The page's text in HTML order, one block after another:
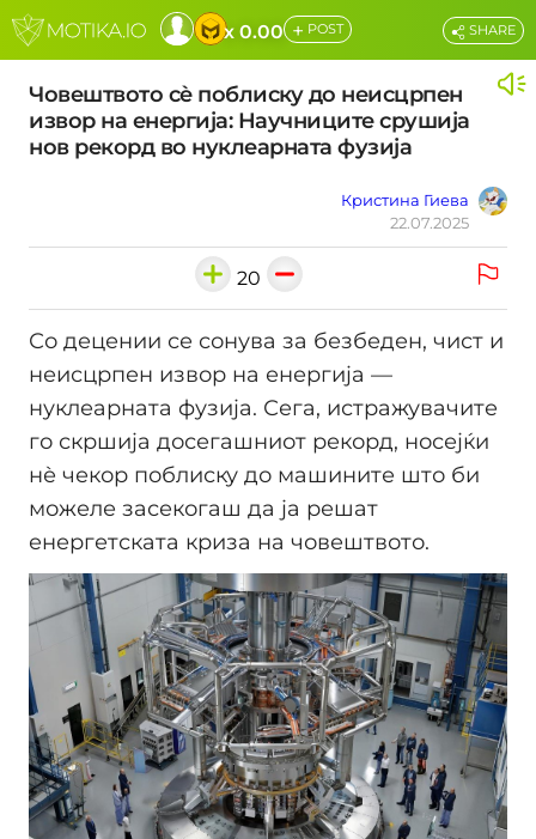
x 0.00 + POST
Човештвото сѐ поблиску до неисцрпен
извор на енергија: Научниците срушија
нов рекорд во нуклеарната фузија
Кристина Гиева
22.07.2025
SHARE
20
Со децении се сонува за безбеден, чист и
неисцрпен извор на енергија —
нуклеарната фузија. Сега, истражувачите
го скршија досегашниот рекорд, носејќи
нѐ чекор поблиску до машините што би
можеле засекогаш да ја решат
енергетската криза на човештвото.